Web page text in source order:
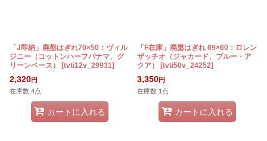
「J即納」廃盤はぎれ70×50：ヴィル
ジニー（コットンハーフパナマ、グ
リーンベース）
[tvti12v_29931]
2,320円
在庫数 4点
カートに入れる
「F在庫」廃盤はぎれ 69×60：ロレン
ザッチオ（ジャカード、ブルー・ア
クア）
[tvti50v_24252]
3,350円
在庫数 1点
カートに入れる